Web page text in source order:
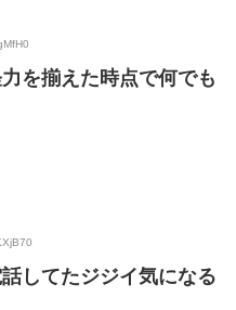
を揃えた時点で何でも
してたジジイ気になる